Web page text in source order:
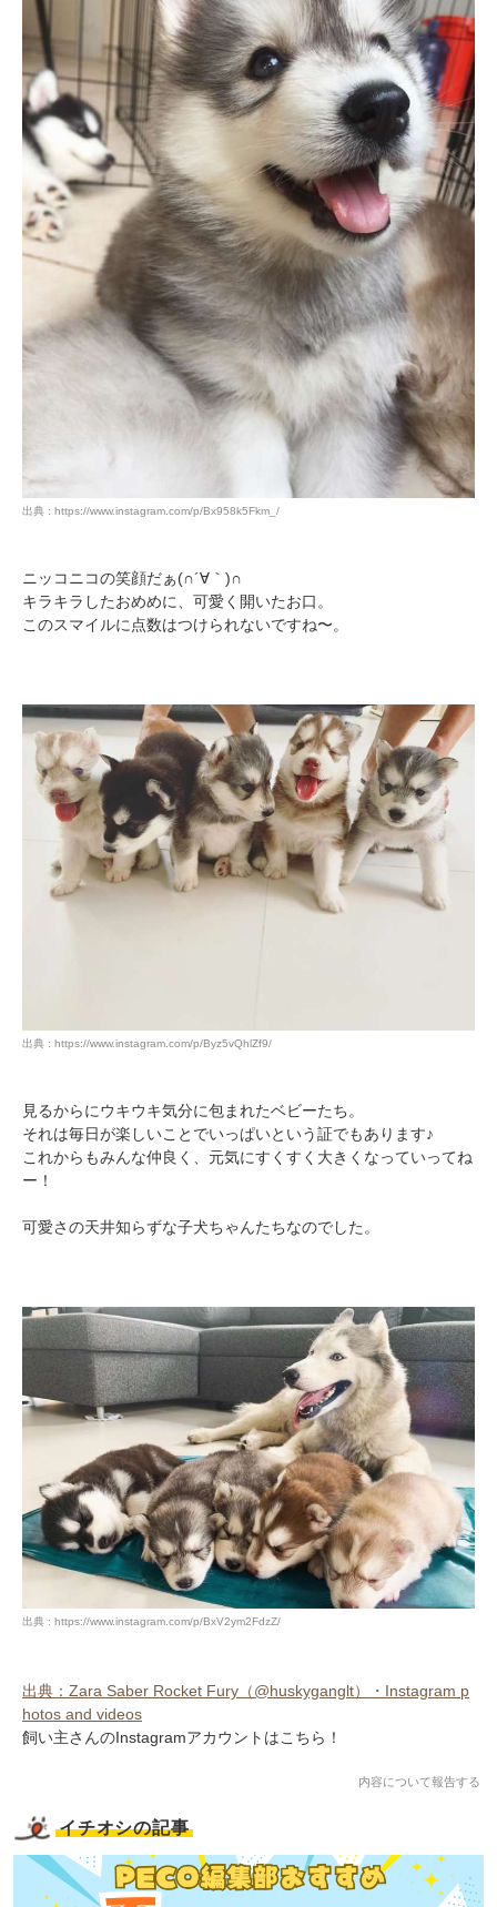
出典 : https://www.instagram.com/p/Bx958k5Fkm_/
ニッコニコの笑顔だぁ(∩´∀｀)∩
キラキラしたおめめに、可愛く開いたお口。
このスマイルに点数はつけられないですね〜。
出典 : https://www.instagram.com/p/Byz5vQhlZf9/
見るからにウキウキ気分に包まれたベビーたち。
それは毎日が楽しいことでいっぱいという証でもあります♪
これからもみんな仲良く、元気にすくすく大きくなっていってね
ー！
可愛さの天井知らずな子犬ちゃんたちなのでした。
出典 : https://www.instagram.com/p/BxV2ym2FdzZ/
出典：Zara Saber Rocket Fury（@huskyganglt）・Instagram p
hotos and videos
飼い主さんのInstagramアカウントはこちら！
内容について報告する
イチオシの記事